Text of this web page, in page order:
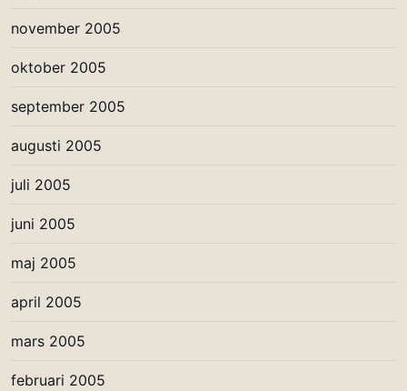
november 2005
oktober 2005
september 2005
augusti 2005
juli 2005
juni 2005
maj 2005
april 2005
mars 2005
februari 2005